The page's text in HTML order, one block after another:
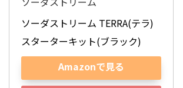
ソーダストリーム TERRA(テラ)
スターターキット(ブラック)
Amazonで見る